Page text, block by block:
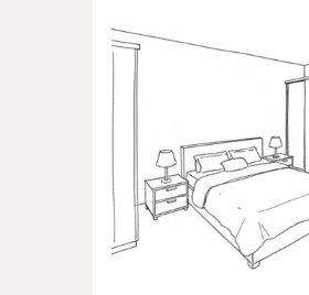
Produkty dedykowane do
sypialni